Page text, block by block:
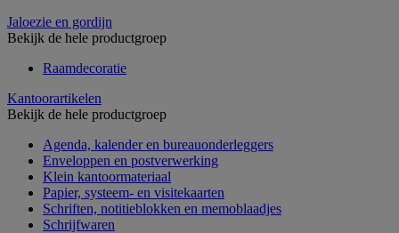
Jaloezie en gordijn
Bekijk de hele productgroep
Raamdecoratie
Kantoorartikelen
Bekijk de hele productgroep
Agenda, kalender en bureauonderleggers
Enveloppen en postverwerking
Klein kantoormateriaal
Papier, systeem- en visitekaarten
Schriften, notitieblokken en memoblaadjes
Schrijfwaren